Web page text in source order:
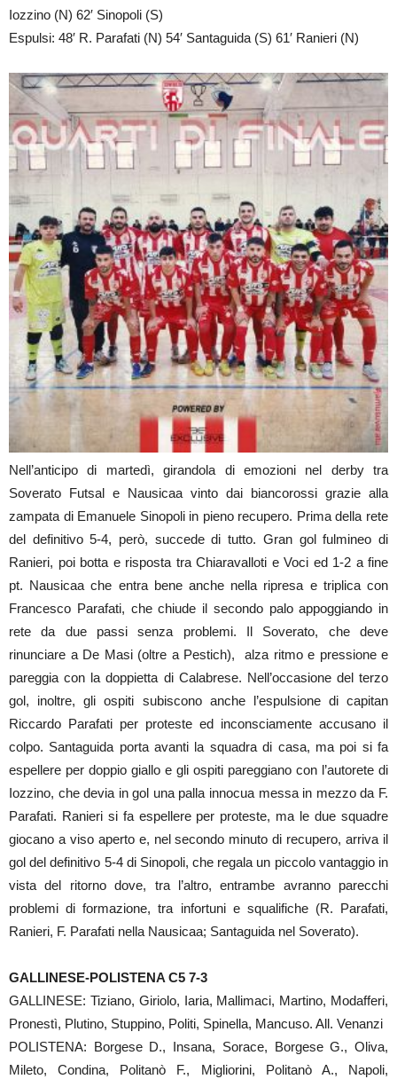
Iozzino (N) 62′ Sinopoli (S)
Espulsi: 48′ R. Parafati (N) 54′ Santaguida (S) 61′ Ranieri (N)
Nell’anticipo di martedì, girandola di emozioni nel derby tra
Soverato Futsal e Nausicaa vinto dai biancorossi grazie alla
zampata di Emanuele Sinopoli in pieno recupero. Prima della rete
del definitivo 5-4, però, succede di tutto. Gran gol fulmineo di
Ranieri, poi botta e risposta tra Chiaravalloti e Voci ed 1-2 a fine
pt. Nausicaa che entra bene anche nella ripresa e triplica con
Francesco Parafati, che chiude il secondo palo appoggiando in
rete da due passi senza problemi. Il Soverato, che deve
rinunciare a De Masi (oltre a Pestich), alza ritmo e pressione e
pareggia con la doppietta di Calabrese. Nell’occasione del terzo
gol, inoltre, gli ospiti subiscono anche l’espulsione di capitan
Riccardo Parafati per proteste ed inconsciamente accusano il
colpo. Santaguida porta avanti la squadra di casa, ma poi si fa
espellere per doppio giallo e gli ospiti pareggiano con l’autorete di
Iozzino, che devia in gol una palla innocua messa in mezzo da F.
Parafati. Ranieri si fa espellere per proteste, ma le due squadre
giocano a viso aperto e, nel secondo minuto di recupero, arriva il
gol del definitivo 5-4 di Sinopoli, che regala un piccolo vantaggio in
vista del ritorno dove, tra l’altro, entrambe avranno parecchi
problemi di formazione, tra infortuni e squalifiche (R. Parafati,
Ranieri, F. Parafati nella Nausicaa; Santaguida nel Soverato).
GALLINESE-POLISTENA C5 7-3
GALLINESE: Tiziano, Giriolo, Iaria, Mallimaci, Martino, Modafferi,
Pronestì, Plutino, Stuppino, Politi, Spinella, Mancuso. All. Venanzi
POLISTENA: Borgese D., Insana, Sorace, Borgese G., Oliva,
Mileto, Condina, Politanò F., Migliorini, Politanò A., Napoli,